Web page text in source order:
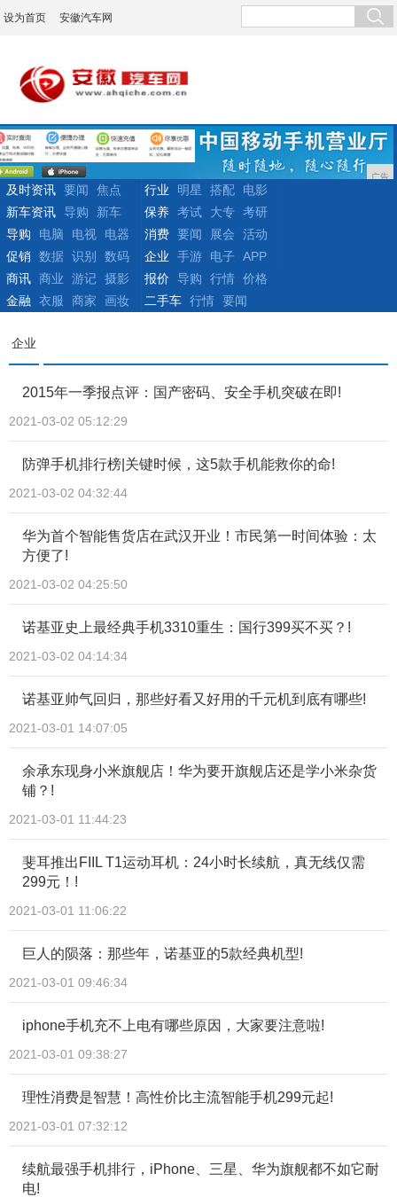
设为首页 安徽汽车网
广告
及时资讯 要闻
焦点
新车资讯 导购 新车
行业 明星 搭配
电影
保养 考试 大专 考研
导购
电脑 电视
电器
促销
数据 识别 数码
消费 要闻 展会
活动
企业
手游 电子
APP
商讯 商业 游记 摄影
金融
衣服 商家 画妆
报价 导购 行情 价格
二手车 行情 要闻
企业
2015年一季报点评：国产密码、安全手机突破在即!
2021-03-02 05:12:29
防弹手机排行榜|关键时候，这5款手机能救你的命!
2021-03-02 04:32:44
华为首个智能售货店在武汉开业！市民第一时间体验：太
方便了!
2021-03-02 04:25:50
诺基亚史上最经典手机3310重生：国行399买不买？!
2021-03-02 04:14:34
诺基亚帅气回归，那些好看又好用的千元机到底有哪些!
2021-03-01 14:07:05
余承东现身小米旗舰店！华为要开旗舰店还是学小米杂货
铺？!
2021-03-01 11:44:23
斐耳推出FIIL T1运动耳机：24小时长续航，真无线仅需
299元！!
2021-03-01 11:06:22
巨人的陨落：那些年，诺基亚的5款经典机型!
2021-03-01 09:46:34
iphone手机充不上电有哪些原因，大家要注意啦!
2021-03-01 09:38:27
理性消费是智慧！高性价比主流智能手机299元起!
2021-03-01 07:32:12
续航最强手机排行，iPhone、三星、华为旗舰都不如它耐
电!